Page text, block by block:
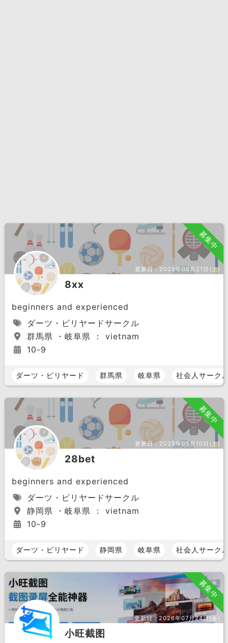
募集中
更新日：2025年06月21日(土)
8xx
beginners and experienced
ダーツ・ビリヤードサークル
群馬県 ・岐阜県 ： vietnam
10-9
ダーツ・ビリヤード 群馬県 岐阜県 社会人サーク
募集中
更新日：2025年05月10日(土)
28bet
beginners and experienced
ダーツ・ビリヤードサークル
静岡県 ・岐阜県 ： vietnam
10-9
ダーツ・ビリヤード 静岡県 岐阜県 社会人サーク
募集中
更新日：2026年07月24日(金)
小旺截图